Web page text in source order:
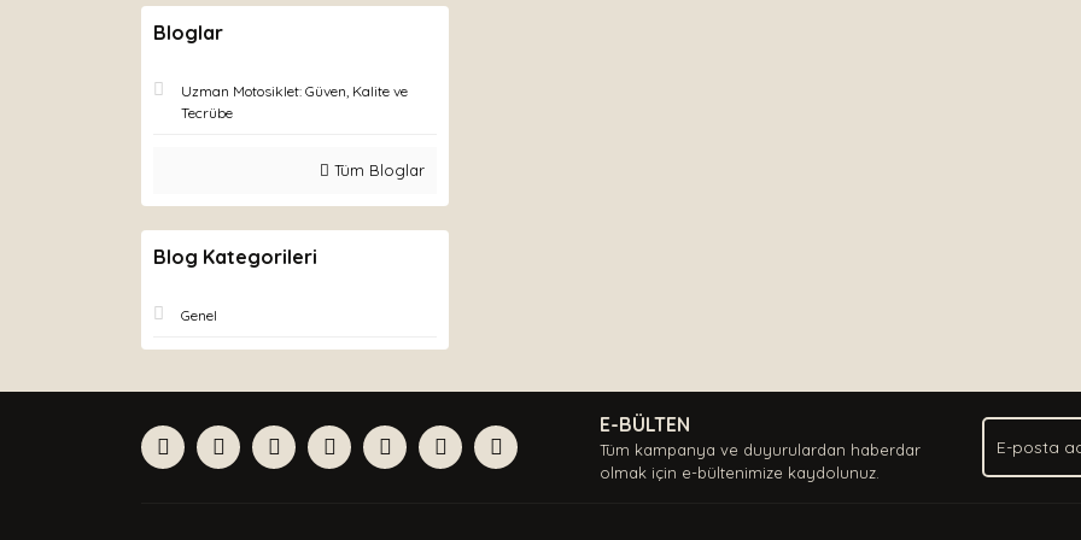
Bloglar
Uzman Motosiklet: Güven, Kalite ve
Tecrübe
Tüm Bloglar
Blog Kategorileri
Genel
E-BÜLTEN
Tüm kampanya ve duyurulardan haberdar
olmak için e-bültenimize kaydolunuz.